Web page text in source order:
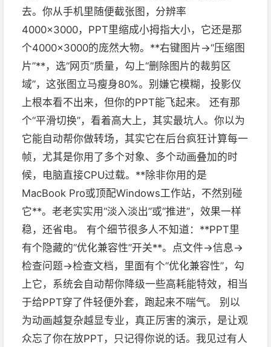
去。你从手机里随便截张图，分辨率
4000×3000，PPT里缩成小拇指大小，它还是那
个4000×3000的庞然大物。**右键图片→“压缩图
片”**，选“网页”质量，勾上“删除图片的裁剪区
域”，这张图立马瘦身80%。别嫌它模糊，投影仪
上根本看不出来，但你的PPT能飞起来。 还有那
个“平滑切换”，看着高大上，其实最坑人。你以为
它能自动帮你做转场，其实它在后台疯狂计算每一
帧，尤其是你用了多个对象、多个动画叠加的时
候，电脑直接CPU过载。**除非你用的是
MacBook Pro或顶配Windows工作站，不然别碰
它**。老老实实用“淡入淡出”或“推进”，效果一样
稳，还省电。 有个细节很多人不知道：**PPT里
有个隐藏的“优化兼容性”开关**。点文件→信息→
检查问题→检查文档，里面有个“优化兼容性”，勾
上它，系统会自动帮你降级一些高耗能特效，相当
于给PPT穿了件轻便外套，跑起来不喘气。 别以
为动画越复杂越显专业，真正厉害的演示，是让观
众忘了你在放PPT，只记得你说的话。我见过有人